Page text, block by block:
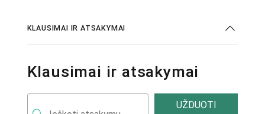
KLAUSIMAI IR ATSAKYMAI
Klausimai ir atsakymai
UŽDUOTI